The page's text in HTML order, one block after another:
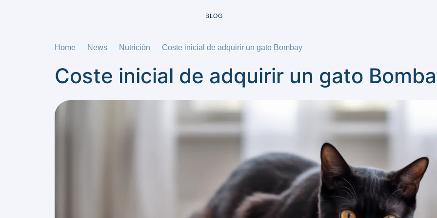
BLOG
Home News Nutrición Coste inicial de adquirir un gato Bombay
Coste inicial de adquirir un gato